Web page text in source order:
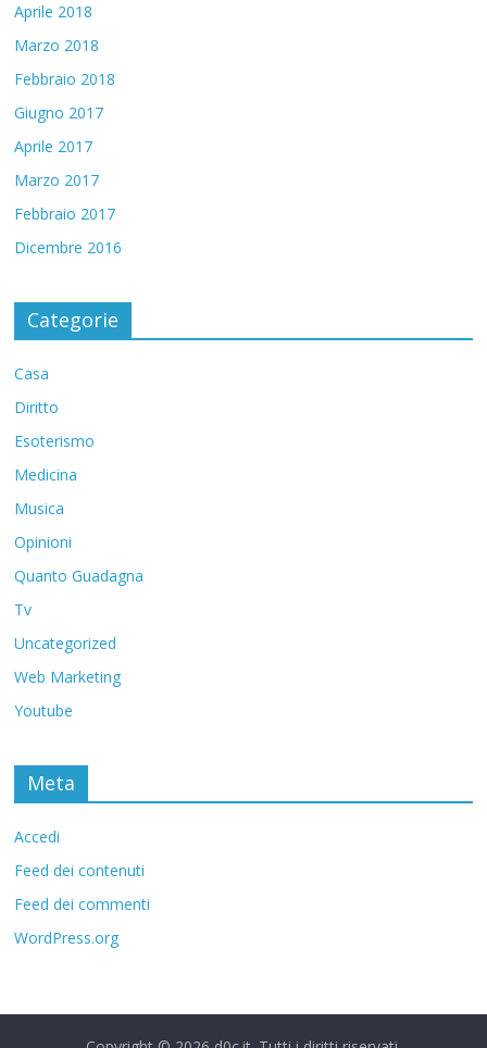
Aprile 2018
Marzo 2018
Febbraio 2018
Giugno 2017
Aprile 2017
Marzo 2017
Febbraio 2017
Dicembre 2016
Categorie
Casa
Diritto
Esoterismo
Medicina
Musica
Opinioni
Quanto Guadagna
Tv
Uncategorized
Web Marketing
Youtube
Meta
Accedi
Feed dei contenuti
Feed dei commenti
WordPress.org